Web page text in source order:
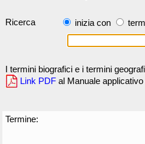
Ricerca inizia con
I termini biografici e i termini
Link PDF al Manuale
Termine: